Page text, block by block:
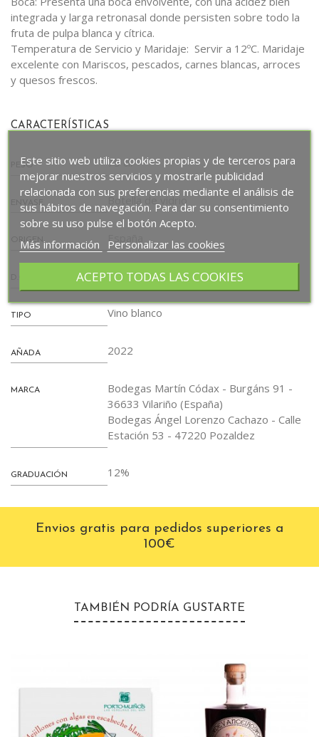
integrada y larga retronasal donde persisten sobre todo la
fruta de pulpa blanca y cítrica.
Temperatura de Servicio y Maridaje: Servir a 12ºC. Maridaje
excelente con Mariscos, pescados, carnes blancas, arroces
y quesos frescos.
CARACTERÍSTICAS
PESO 75 cl.
ENVASE Botella de vidrio
ORIGEN
Rias Baixas
TIPO Vino blanco
AÑADA 2022
MARCA
Bodegas Martín Códax - Burgáns 91 -
36633 Vilariño (España)
Bodegas Ángel Lorenzo Cachazo - Calle
Estación 53 - 47220 Pozaldez
GRADUACIÓN 12%
Envios gratis para pedidos superiores a
100€
TAMBIÉN PODRÍA GUSTARTE
Este sitio web utiliza cookies propias y de terceros para
mejorar nuestros servicios y mostrarle publicidad
relacionada con sus preferencias mediante el análisis de
sus hábitos de navegación. Para dar su consentimiento
sobre su uso pulse el botón Acepto.
Más información
Personalizar las cookies
ACEPTO TODAS LAS COOKIES